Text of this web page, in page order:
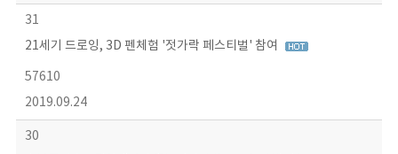
31
21세기 드로잉, 3D 펜체험 '젓가락 페스티벌' 참여
57610
2019.09.24
30